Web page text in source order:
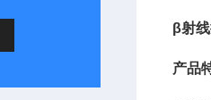
β射
产品